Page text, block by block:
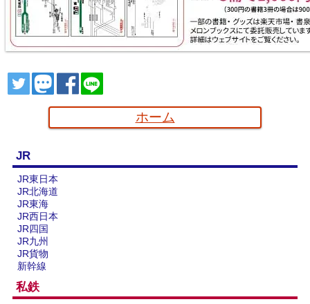
台湾全島配線略図 臺灣鐵路管理局・臺灣高鐵・阿里
山森林鐵路
楽天市場 書泉 とらのあな メロンブックス
配線略図で辿る首都圏の回送列車2 特急型車両編
楽天市場
ツイートトゥート
シェア
ホーム
JR
JR東日本
JR北海道
JR東海
JR西日本
JR四国
JR九州
JR貨物
新幹線
私鉄